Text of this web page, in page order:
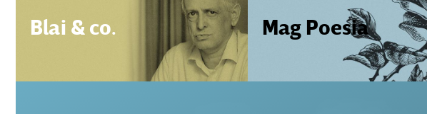
Blai & co. Mag Poesia